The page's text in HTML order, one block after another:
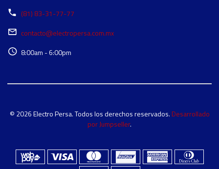
(81) 83-31-77-77
contacto@electropersa.com.mx
8:00am - 6:00pm
© 2026 Electro Persa. Todos los derechos reservados. Desarrollado
por Jumpseller.